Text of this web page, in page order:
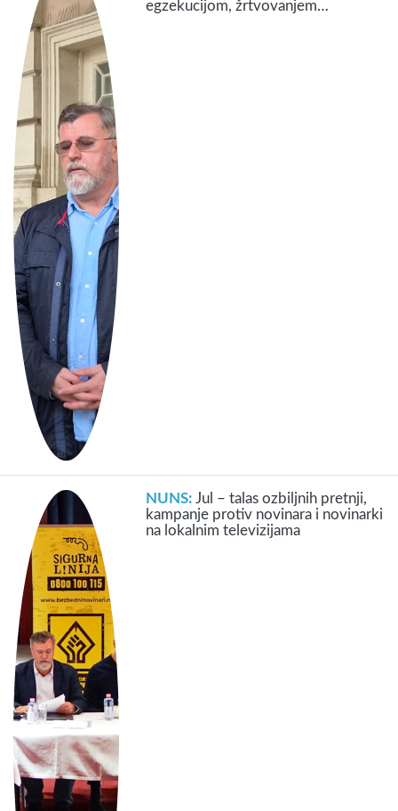
egzekucijom, žrtvovanjem…
NUNS:Jul – talas ozbiljnih pretnji,
kampanje protiv novinara i novinarki
na lokalnim televizijama